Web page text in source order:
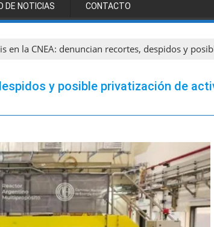
DE NOTICIAS CONTACTO
en la CNEA: denuncian recortes, despidos y
y posible privatización de